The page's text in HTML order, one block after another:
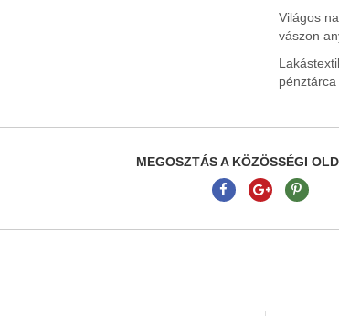
Világos
vászon
MEGOSZTÁS A KÖZÖSSÉGI